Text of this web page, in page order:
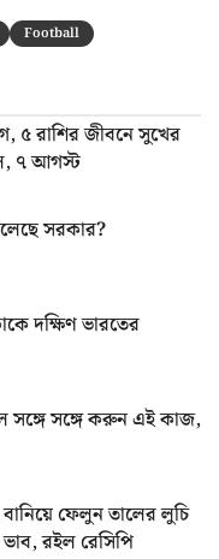
Football
৫ রাশির জীবনে সুখের
৭ আগস্ট
সরকার?
দক্ষিণ ভারতের
সঙ্গে সঙ্গে করুন এই কাজ,
ফেলুন তালের লুচি
রইল রেসিপি